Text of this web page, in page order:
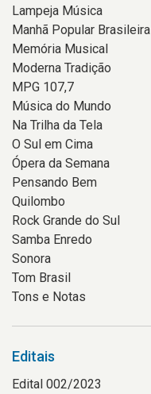
Lampeja Música
Manhã Popular Brasileira
Memória Musical
Moderna Tradição
MPG 107,7
Música do Mundo
Na Trilha da Tela
O Sul em Cima
Ópera da Semana
Pensando Bem
Quilombo
Rock Grande do Sul
Samba Enredo
Sonora
Tom Brasil
Tons e Notas
Editais
Edital 002/2023